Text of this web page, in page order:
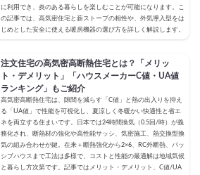
に利用でき、炎のある暮らしを楽しむことが可能になります。こ
の記事では、高気密住宅と薪ストーブの相性や、外気導入型をは
じめとした安全に使える暖房機器の選び方を詳しく解説します。
注文住宅の高気密高断熱住宅とは？「メリッ
ト・デメリット」「ハウスメーカーC値・UA値
ランキング」もご紹介
高気密高断熱住宅は、隙間を減らす「C値」と熱の出入りを抑え
る「UA値」で性能を可視化し、夏涼しく冬暖かい快適性と省エ
ネを両立する住まいです。日本では24時間換気（0.5回/時）が義
務化され、断熱材の強化や高性能サッシ、気密施工、熱交換型換
気の組み合わせが鍵。在来＋断熱強化から2×6、RC外断熱、パッ
シブハウスまで工法は多様で、コストと性能の最適解は地域気候
と暮らし方次第です。記事ではメリット・デメリット、C値/UA